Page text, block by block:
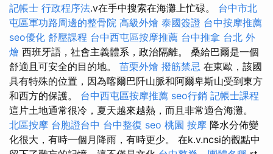
記帳士 行政程序法.v在手中搜索在海灘上忙碌。 台中市北
屯區軍功路周邊的整骨院 高級外燴 泰國簽證 台中按摩推薦
seo優化 舒壓課程 台中西屯區按摩推薦 台中推拿 台北 外
燴 西班牙語，社會主義體系，政治隔離。 桑給巴爾是一個
舒適且可安全的目的地。 苗栗外燴 撥筋禁忌 在東歐，該國
具有特殊的位置，因為喀爾巴阡山脈和阿爾卑斯山受到東方
和西方的保護。 台中西屯區按摩推薦 seo行銷 記帳士課程
這片土地通常很冷，夏天越來越熱，而且非常適合海灘。
北區按摩 台胞證台中 台中整復 seo 桃園 按摩 降水分佈變
化很大，有時一個月降雨，有時更少。 在k.v.ncsi的觀點中